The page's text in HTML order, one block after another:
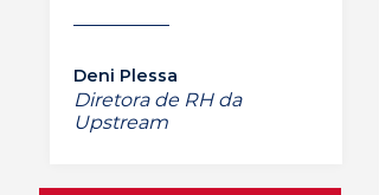
Deni Plessa
Diretora de RH da
Upstream